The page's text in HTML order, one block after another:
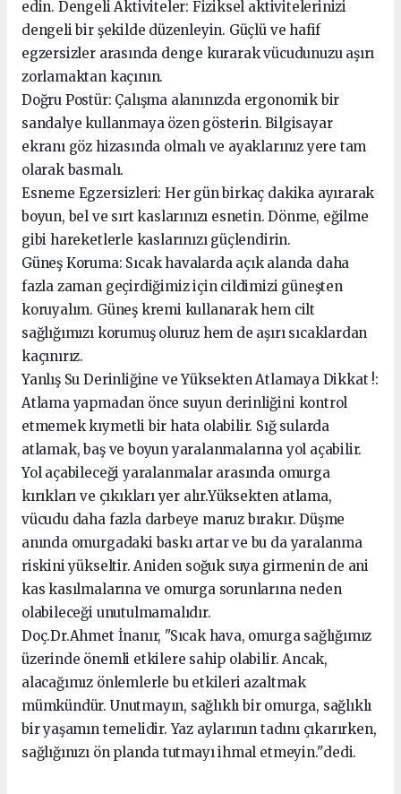
edin. Dengeli Aktiviteler: Fiziksel aktivitelerinizi
dengeli bir şekilde düzenleyin. Güçlü ve hafif
egzersizler arasında denge kurarak vücudunuzu aşırı
zorlamaktan kaçının.
Doğru Postür: Çalışma alanınızda ergonomik bir
sandalye kullanmaya özen gösterin. Bilgisayar
ekranı göz hizasında olmalı ve ayaklarınız yere tam
olarak basmalı.
Esneme Egzersizleri: Her gün birkaç dakika ayırarak
boyun, bel ve sırt kaslarınızı esnetin. Dönme, eğilme
gibi hareketlerle kaslarınızı güçlendirin.
Güneş Koruma: Sıcak havalarda açık alanda daha
fazla zaman geçirdiğimiz için cildimizi güneşten
koruyalım. Güneş kremi kullanarak hem cilt
sağlığımızı korumuş oluruz hem de aşırı sıcaklardan
kaçınırız.
Yanlış Su Derinliğine ve Yüksekten Atlamaya Dikkat !:
Atlama yapmadan önce suyun derinliğini kontrol
etmemek kıymetli bir hata olabilir. Sığ sularda
atlamak, baş ve boyun yaralanmalarına yol açabilir.
Yol açabileceği yaralanmalar arasında omurga
kırıkları ve çıkıkları yer alır.Yüksekten atlama,
vücudu daha fazla darbeye maruz bırakır. Düşme
anında omurgadaki baskı artar ve bu da yaralanma
riskini yükseltir. Aniden soğuk suya girmenin de ani
kas kasılmalarına ve omurga sorunlarına neden
olabileceği unutulmamalıdır.
Doç.Dr.Ahmet İnanır, "Sıcak hava, omurga sağlığımız
üzerinde önemli etkilere sahip olabilir. Ancak,
alacağımız önlemlerle bu etkileri azaltmak
mümkündür. Unutmayın, sağlıklı bir omurga, sağlıklı
bir yaşamın temelidir. Yaz aylarının tadını çıkarırken,
sağlığınızı ön planda tutmayı ihmal etmeyin.''dedi.